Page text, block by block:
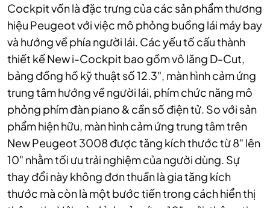
Cockpit vốn là đặc trưng của các sản phẩm thương
hiệu Peugeot với việc mô phỏng buồng lái máy bay
và hướng về phía người lái. Các yếu tố cấu thành
thiết kế New i-Cockpit bao gồm vô lăng D-Cut,
bảng đồng hồ kỹ thuật số 12.3", màn hình cảm ứng
trung tâm hướng về người lái, phím chức năng mô
phỏng phím đàn piano & cần số điện tử. So với sản
phẩm hiện hữu, màn hình cảm ứng trung tâm trên
New Peugeot 3008 được tăng kích thước từ 8" lên
10" nhằm tối ưu trải nghiệm của người dùng. Sự
thay đổi này không đơn thuần là gia tăng kích
thước mà còn là một bước tiến trong cách hiển thị